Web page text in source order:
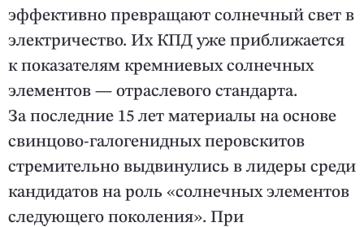
эффективно превращают солнечный свет в
электричество. Их КПД уже приближается
к показателям кремниевых солнечных
элементов — отраслевого стандарта.
За последние 15 лет материалы на основе
свинцово-галогенидных перовскитов
стремительно выдвинулись в лидеры среди
кандидатов на роль «солнечных элементов
следующего поколения». При